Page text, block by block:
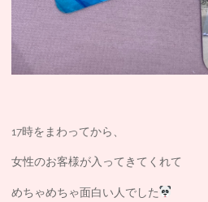
17時をまわってから、
女性のお客様が入ってきてくれて
めちゃめちゃ面白い人でした